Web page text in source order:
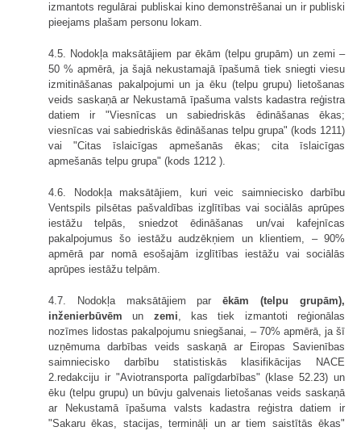
izmantots regulārai publiskai kino demonstrēšanai un ir publiski
pieejams plašam personu lokam.
4.5. Nodokļa maksātājiem par ēkām (telpu grupām) un zemi –
50 % apmērā, ja šajā nekustamajā īpašumā tiek sniegti viesu
izmitināšanas pakalpojumi un ja ēku (telpu grupu) lietošanas
veids saskaņā ar Nekustamā īpašuma valsts kadastra reģistra
datiem ir "Viesnīcas un sabiedriskās ēdināšanas ēkas;
viesnīcas vai sabiedriskās ēdināšanas telpu grupa" (kods 1211)
vai "Citas īslaicīgas apmešanās ēkas; cita īslaicīgas
apmešanās telpu grupa" (kods 1212 ).
4.6. Nodokļa maksātājiem, kuri veic saimniecisko darbību
Ventspils pilsētas pašvaldības izglītības vai sociālās aprūpes
iestāžu telpās, sniedzot ēdināšanas un/vai kafejnīcas
pakalpojumus šo iestāžu audzēkņiem un klientiem, – 90%
apmērā par nomā esošajām izglītības iestāžu vai sociālās
aprūpes iestāžu telpām.
4.7. Nodokļa maksātājiem parēkām (telpu grupām),
inženierbūvēm un zemi, kas tiek izmantoti reģionālas
nozīmes lidostas pakalpojumu sniegšanai, – 70% apmērā, ja šī
uzņēmuma darbības veids saskaņā ar Eiropas Savienības
saimniecisko darbību statistiskās klasifikācijas NACE
2.redakciju ir "Aviotransporta palīgdarbības" (klase 52.23) un
ēku (telpu grupu) un būvju galvenais lietošanas veids saskaņā
ar Nekustamā īpašuma valsts kadastra reģistra datiem ir
"Sakaru ēkas, stacijas, termināļi un ar tiem saistītās ēkas"